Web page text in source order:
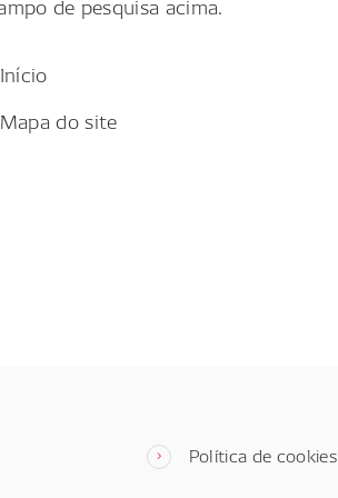
do site
Política de cookies